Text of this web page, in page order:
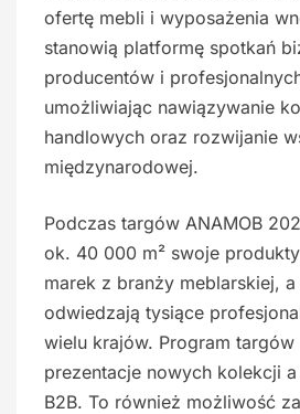
ofertę mebli i wyposażenia
stanowią platformę spotkań
producentów i
umożliwiając nawiązywanie
handlowych oraz rozwijanie
międzynarodowej.
Podczas targów ANAMOB
ok. 40 000 m² swoje
marek z branży meblarskiej,
odwiedzają tysiące
wielu krajów. Program targów
prezentacje nowych kolekcji
B2B. To również możliwość